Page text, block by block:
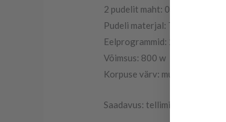
2 pudelit maht: 0,6 L
Pudeli materjal: Tritaan
Eelprogrammid: 2
Võimsus: 800 w
Korpuse värv: must
Saadavus: tellimisel 2-4